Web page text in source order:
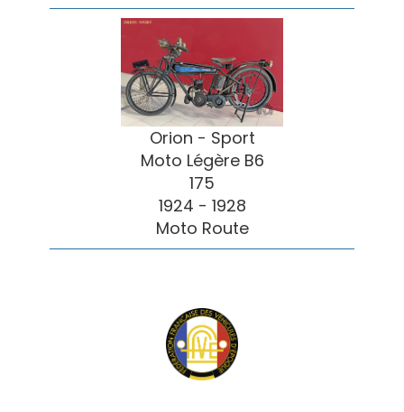
Orion - Sport
Moto Légère B6
175
1924 - 1928
Moto Route